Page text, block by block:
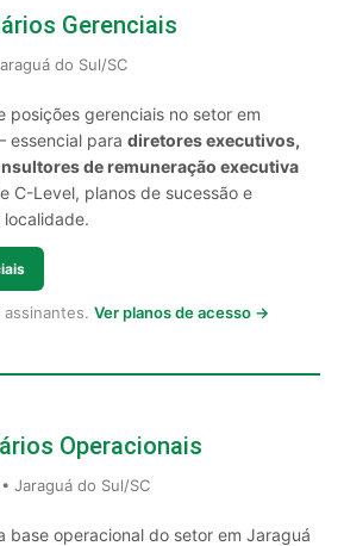
Gerenciais
do Sul/SC
posições gerenciais no setor em
essencial para diretores executivos,
de remuneração executiva
C-Level, planos de sucessão e
Ver planos de acesso →
Operacionais
Jaraguá do Sul/SC
base operacional do setor em Jaraguá